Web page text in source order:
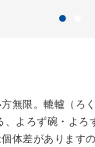
無限。轆轤（ろ
、よろず碗・よ
体差があります